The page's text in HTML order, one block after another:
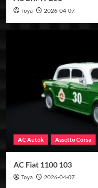
Toya 2026-04-07
AC Autók Assetto Corsa
AC Fiat 1100 103
Toya 2026-04-07